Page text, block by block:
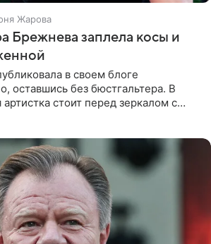
Жарова
Брежнева заплела косы и
в своем блоге
оставшись без бюстгальтера. В
стоит перед зеркалом с